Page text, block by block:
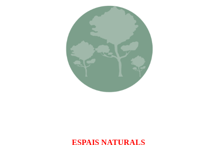
ESPAIS NATURALS